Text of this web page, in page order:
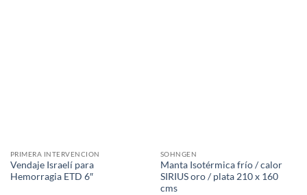
PRIMERA INTERVENCION
Vendaje Israelí para
Hemorragia ETD 6″
SOHNGEN
Manta Isotérmica frío / calor
SIRIUS oro / plata 210 x 160
cms